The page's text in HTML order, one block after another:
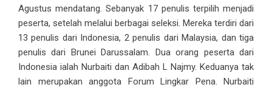
Agustus mendatang. Sebanyak 17 penulis terpilih menjadi
peserta, setelah melalui berbagai seleksi. Mereka terdiri dari
13 penulis dari Indonesia, 2 penulis dari Malaysia, dan tiga
penulis dari Brunei Darussalam. Dua orang peserta dari
Indonesia ialah Nurbaiti dan Adibah L Najmy. Keduanya tak
lain merupakan anggota Forum Lingkar Pena. Nurbaiti